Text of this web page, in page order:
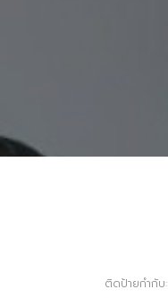
ติดป้ายกำกับ: